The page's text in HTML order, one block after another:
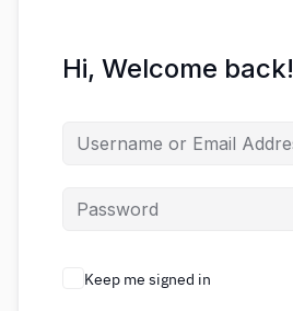
Hi, Welcome back!
Keep me signed in